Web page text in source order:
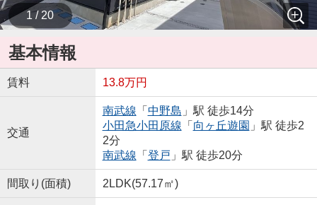
1 / 20
基本情報
賃料 13.8万円
交通
南武線 「 中野島 」駅 徒歩14分
小田急小田原線 「 向ヶ丘遊園 」駅 徒歩2
2分
南武線 「 登戸 」駅 徒歩20分
間取り(面積) 2LDK(57.17㎡)